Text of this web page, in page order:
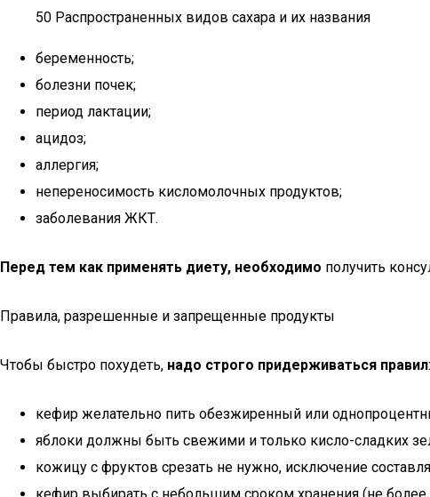
50 Распространенных видов сахара и их названия
беременность;
болезни почек;
период лактации;
ацидоз;
аллергия;
непереносимость кисломолочных продуктов;
заболевания ЖКТ.
Перед тем как применять диету, необходимо получить
Правила, разрешенные и запрещенные продукты
Чтобы быстро похудеть, надо строго придерживаться правил:
кефир желательно пить обезжиренный или
яблоки должны быть свежими и только кисло-сладких
кожицу с фруктов срезать не нужно, исключение